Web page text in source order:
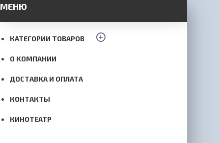
МЕНЮ
КАТЕГОРИИ ТОВАРОВ
О КОМПАНИИ
ДОСТАВКА И ОПЛАТА
КОНТАКТЫ
КИНОТЕАТР